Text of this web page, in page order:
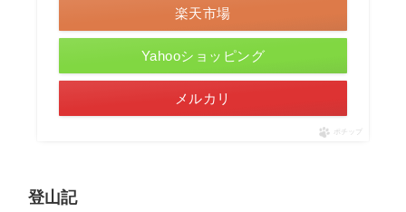
楽天市場
Yahooショッピング
メルカリ
ポチップ
登山記